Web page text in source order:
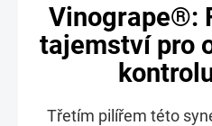
Vinogrape®:
tajemství pro
Třetím pilířem této